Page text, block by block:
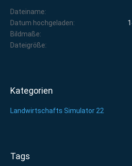
Dateiname
Datum hochgeladen
Bildmaße
Dateigröße
Kategorien
Landwirtschafts Simulator 22
Tags